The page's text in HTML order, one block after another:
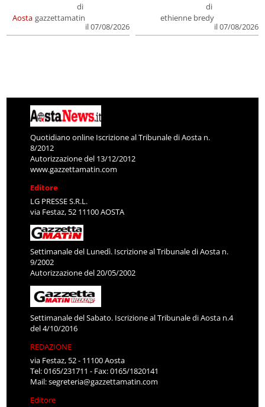
Aosta
di
gazzettamatin
il 07/08/2026
di
ethienne bredy
il 07/08/2026
Quotidiano online Iscrizione al Tribunale di Aosta n.
8/2012
Autorizzazione del 13/12/2012
www.gazzettamatin.com
Editore
LG PRESSE S.R.L.
via Festaz, 52 11100 AOSTA
Settimanale del Lunedì. Iscrizione al Tribunale di Aosta n.
9/2002
Autorizzazione del 20/05/2002
Settimanale del Sabato. Iscrizione al Tribunale di Aosta n.4
del 4/10/2016
REDAZIONE
via Festaz, 52 - 11100 Aosta
Tel: 0165/231711 - Fax: 0165/1820141
Mail:segreteria@gazzettamatin.com
Editore